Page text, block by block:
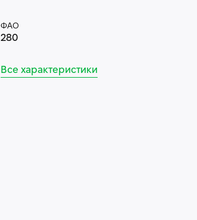
ФАО
280
Все характеристики